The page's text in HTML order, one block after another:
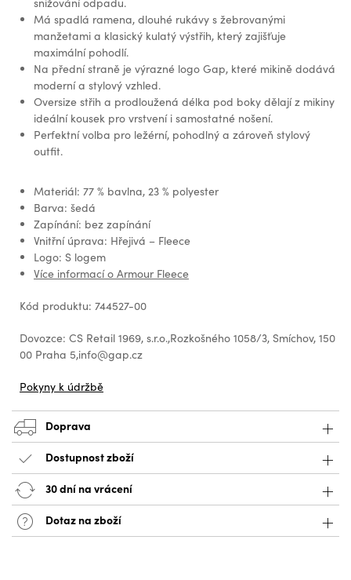
Má spadlá ramena, dlouhé rukávy s žebrovanými
manžetami a klasický kulatý výstřih, který zajišťuje
maximální pohodlí.
Na přední straně je výrazné logo Gap, které mikině dodává
moderní a stylový vzhled.
Oversize střih a prodloužená délka pod boky dělají z mikiny
ideální kousek pro vrstvení i samostatné nošení.
Perfektní volba pro ležérní, pohodlný a zároveň stylový
outfit.
Materiál: 77 % bavlna, 23 % polyester
Barva: šedá
Zapínání: bez zapínání
Vnitřní úprava: Hřejivá – Fleece
Logo: S logem
Více informací o Armour Fleece
Kód produktu: 744527-00
Dovozce: CS Retail 1969, s.r.o.,Rozkošného 1058/3, Smíchov, 150
00 Praha 5,info@gap.cz
Pokyny k údržbě
Doprava
Dostupnost zboží
30 dní na vrácení
Dotaz na zboží